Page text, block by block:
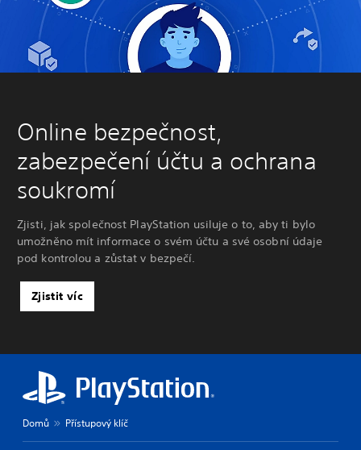
Online bezpečnost,
zabezpečení účtu a ochrana
soukromí
Zjisti, jak společnost PlayStation usiluje o to, aby ti bylo
umožněno mít informace o svém účtu a své osobní údaje
pod kontrolou a zůstat v bezpečí.
Zjistit víc
Domů Přístupový klíč